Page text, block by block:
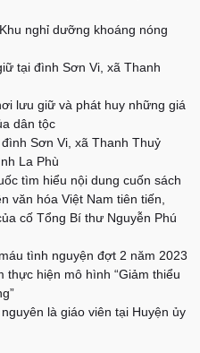
nghỉ dưỡng khoáng nóng
tại đình Sơn Vi, xã Thanh
lưu giữ và phát huy những giá
dân tộc
Sơn Vi, xã Thanh Thuỷ
La Phù
tìm hiểu nội dung cuốn sách
văn hóa Việt Nam tiên tiến,
cố Tổng Bí thư Nguyễn Phú
tình nguyện đợt 2 năm 2023
thực hiện mô hình “Giảm thiểu
là giáo viên tại Huyện ủy